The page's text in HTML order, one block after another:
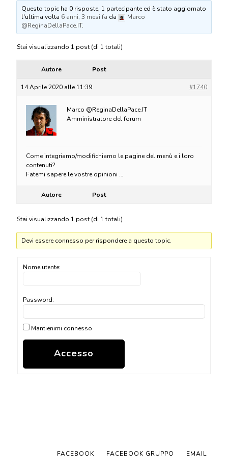
Questo topic ha 0 risposte, 1 partecipante ed è stato aggiornato
l'ultima volta 6 anni, 3 mesi fa da
Marco
@ReginaDellaPace.IT.
Stai visualizzando 1 post (di 1 totali)
Autore Post
14 Aprile 2020 alle 11:39 #1740
Marco @ReginaDellaPace.IT
Amministratore del forum
Come integriamo/modifichiamo le pagine del menù e i loro
contenuti?
Fatemi sapere le vostre opinioni …
Autore Post
Stai visualizzando 1 post (di 1 totali)
Devi essere connesso per rispondere a questo topic.
Nome utente:
Password:
Mantienimi connesso
Accesso
FACEBOOK FACEBOOK GRUPPO EMAIL